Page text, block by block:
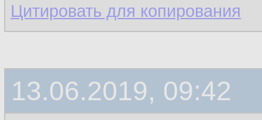
Цитировать для копирования
13.06.2019, 09:42